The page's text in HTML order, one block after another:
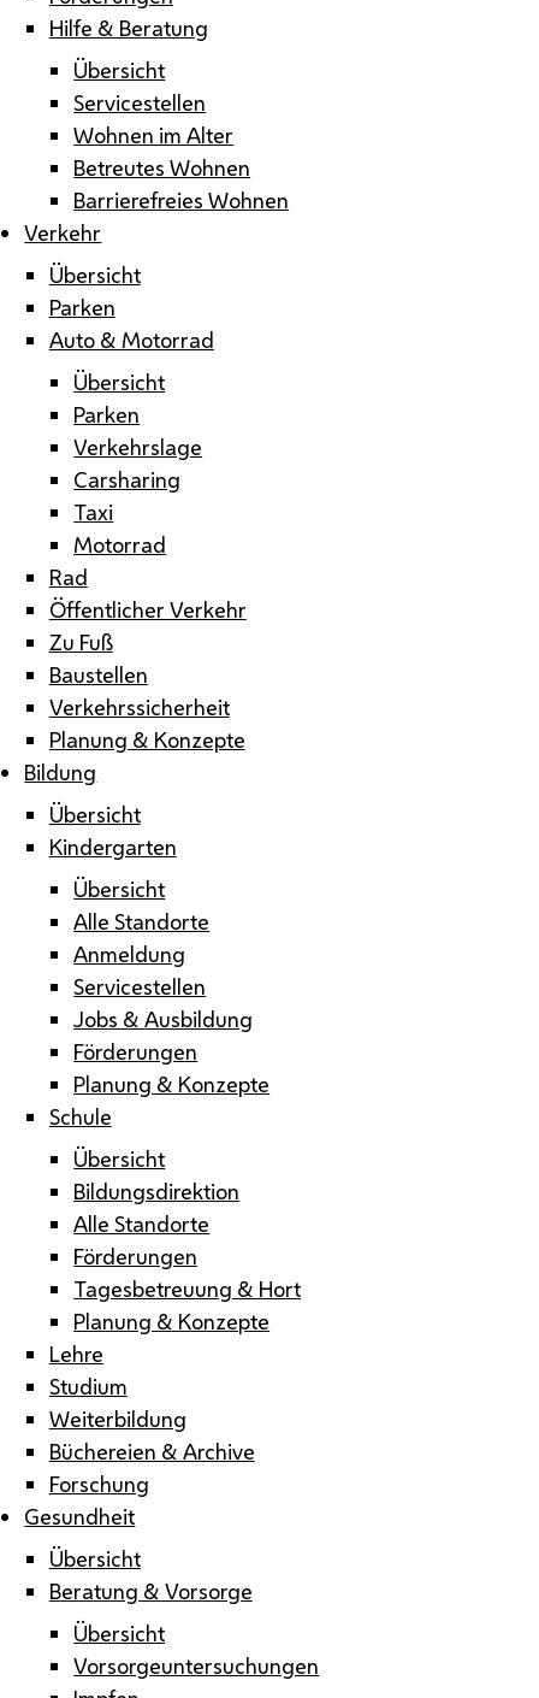
Hilfe & Beratung
Übersicht
Servicestellen
Wohnen im Alter
Betreutes Wohnen
Barrierefreies Wohnen
Verkehr
Übersicht
Parken
Auto & Motorrad
Übersicht
Parken
Verkehrslage
Carsharing
Taxi
Motorrad
Rad
Öffentlicher Verkehr
Zu Fuß
Baustellen
Verkehrssicherheit
Planung & Konzepte
Bildung
Übersicht
Kindergarten
Übersicht
Alle Standorte
Anmeldung
Servicestellen
Jobs & Ausbildung
Förderungen
Planung & Konzepte
Schule
Übersicht
Bildungsdirektion
Alle Standorte
Förderungen
Tagesbetreuung & Hort
Planung & Konzepte
Lehre
Studium
Weiterbildung
Büchereien & Archive
Forschung
Gesundheit
Übersicht
Beratung & Vorsorge
Übersicht
Vorsorgeuntersuchungen